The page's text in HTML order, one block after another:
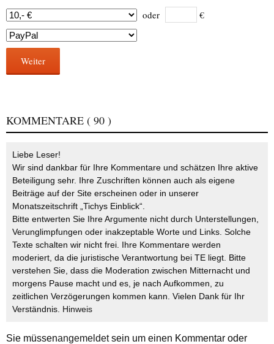
oder €
Weiter
KOMMENTARE ( 90 )
Liebe Leser!
Wir sind dankbar für Ihre Kommentare und schätzen Ihre aktive
Beteiligung sehr. Ihre Zuschriften können auch als eigene
Beiträge auf der Site erscheinen oder in unserer
Monatszeitschrift „Tichys Einblick“.
Bitte entwerten Sie Ihre Argumente nicht durch Unterstellungen,
Verunglimpfungen oder inakzeptable Worte und Links. Solche
Texte schalten wir nicht frei. Ihre Kommentare werden
moderiert, da die juristische Verantwortung bei TE liegt. Bitte
verstehen Sie, dass die Moderation zwischen Mitternacht und
morgens Pause macht und es, je nach Aufkommen, zu
zeitlichen Verzögerungen kommen kann. Vielen Dank für Ihr
Verständnis. Hinweis
Sie müssenangemeldetsein um einen Kommentar oder